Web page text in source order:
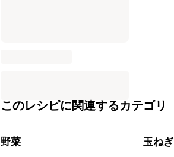
このレシピに関連するカテゴリ
野菜 玉ねぎ